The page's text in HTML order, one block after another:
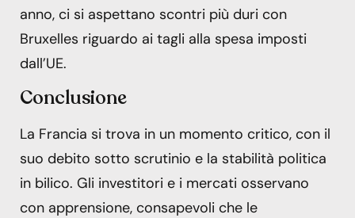
anno, ci si aspettano scontri più duri con
Bruxelles riguardo ai tagli alla spesa imposti
dall’UE.
Conclusione
La Francia si trova in un momento critico, con il
suo debito sotto scrutinio e la stabilità politica
in bilico. Gli investitori e i mercati osservano
con apprensione, consapevoli che le